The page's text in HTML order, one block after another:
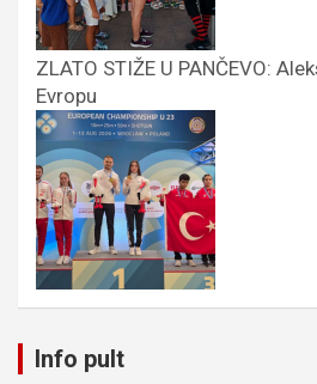
ZLATO STIŽE U PANČEVO:
Evropu
Info pult